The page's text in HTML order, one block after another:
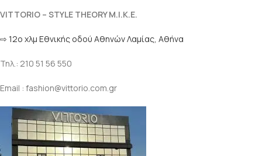
VITTORIO – STYLE THEORY M.I.K.E.
⇨ 12ο χλμ Eθνικής οδού Αθηνών Λαμίας, Αθήνα
Τηλ.: 210 51 56 550
Email : fashion@vittorio.com.gr